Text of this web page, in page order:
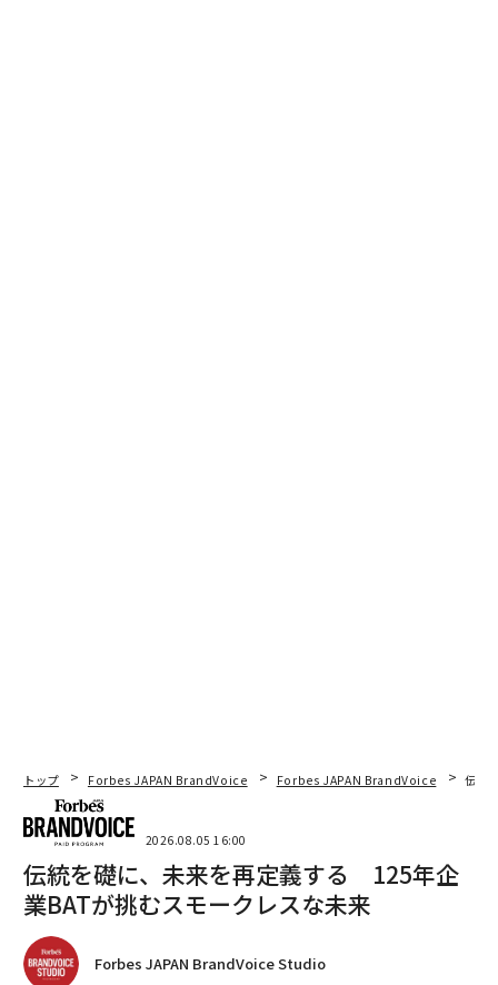
トップ Forbes JAPAN BrandVoice Forbes JAPAN BrandVoice 伝統
2026.08.05 16:00
伝統を礎に、未来を再定義する 125年企
業BATが挑むスモークレスな未来
Forbes JAPAN BrandVoice Studio